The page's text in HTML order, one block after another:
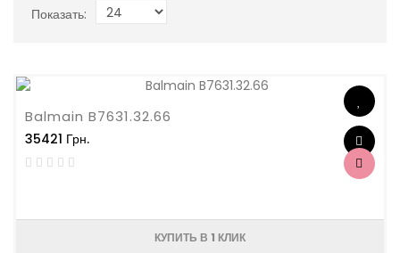
Показать:
Balmain B7631.32.66
35421 Грн.
КУПИТЬ В 1 КЛИК